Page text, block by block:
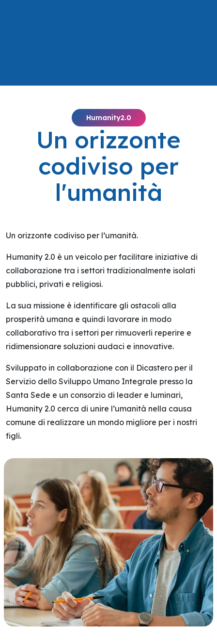
Humanity2.0
Un orizzonte
codiviso per
l'umanità
Un orizzonte codiviso per l’umanità.
Humanity 2.0 è un veicolo per facilitare iniziative di
collaborazione tra i settori tradizionalmente isolati
pubblici, privati ​​e religiosi.
La sua missione è identificare gli ostacoli alla
prosperità umana e quindi lavorare in modo
collaborativo tra i settori per rimuoverli reperire e
ridimensionare soluzioni audaci e innovative.
Sviluppato in collaborazione con il Dicastero per il
Servizio dello Sviluppo Umano Integrale presso la
Santa Sede e un consorzio di leader e luminari,
Humanity 2.0 cerca di unire l’umanità nella causa
comune di realizzare un mondo migliore per i nostri
figli.